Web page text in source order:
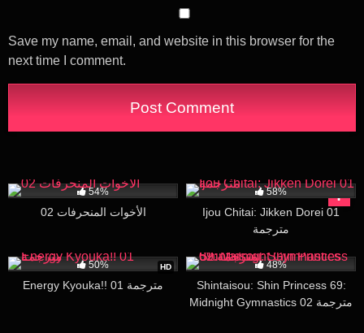
Save my name, email, and website in this browser for the
next time I comment.
54%
الأخوات المنحرفات 02
58%
Ijou Chitai: Jikken Dorei 01
مترجمة
HD
50%
Energy Kyouka!! 01 مترجمة
48%
Shintaisou: Shin Princess 69:
Midnight Gymnastics 02 مترجمة